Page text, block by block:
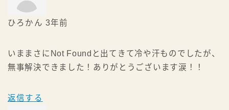
ひろかん 3年前
いままさにNot Foundと出てきて冷や汗ものでしたが、
無事解決できました！ありがとうございます涙！！
返信する